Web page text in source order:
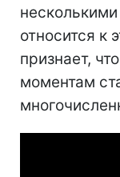
относится к
признает,
моментам